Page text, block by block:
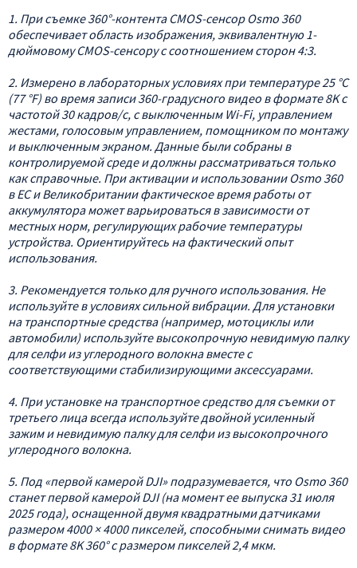
1. При съемке 360°-контента CMOS-сенсор Osmo 360
обеспечивает область изображения, эквивалентную 1-
дюймовому CMOS-сенсору с соотношением сторон 4:3.
2. Измерено в лабораторных условиях при температуре 25 °C
(77 °F) во время записи 360-градусного видео в формате 8K с
частотой 30 кадров/с, с выключенным Wi-Fi, управлением
жестами, голосовым управлением, помощником по монтажу
и выключенным экраном. Данные были собраны в
контролируемой среде и должны рассматриваться только
как справочные. При активации и использовании Osmo 360
в ЕС и Великобритании фактическое время работы от
аккумулятора может варьироваться в зависимости от
местных норм, регулирующих рабочие температуры
устройства. Ориентируйтесь на фактический опыт
использования.
3. Рекомендуется только для ручного использования. Не
используйте в условиях сильной вибрации. Для установки
на транспортные средства (например, мотоциклы или
автомобили) используйте высокопрочную невидимую палку
для селфи из углеродного волокна вместе с
соответствующими стабилизирующими аксессуарами.
4. При установке на транспортное средство для съемки от
третьего лица всегда используйте двойной усиленный
зажим и невидимую палку для селфи из высокопрочного
углеродного волокна.
5. Под «первой камерой DJI» подразумевается, что Osmo 360
станет первой камерой DJI (на момент ее выпуска 31 июля
2025 года), оснащенной двумя квадратными датчиками
размером 4000 × 4000 пикселей, способными снимать видео
в формате 8K 360° с размером пикселей 2,4 мкм.